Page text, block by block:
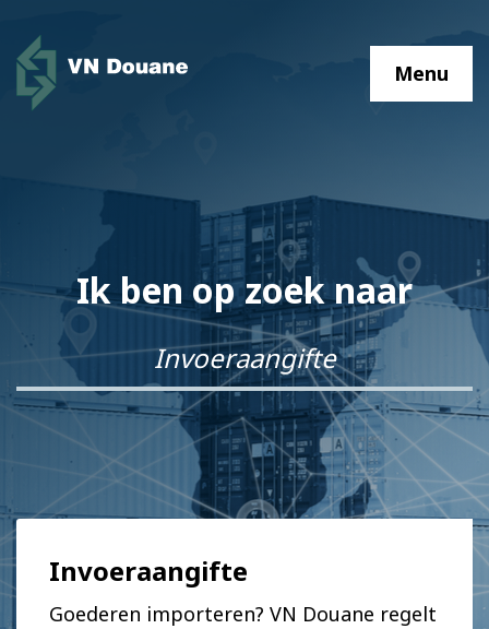
Menu
Ik ben op zoek naar
Invoeraangifte
Goederen importeren? VN Douane regelt